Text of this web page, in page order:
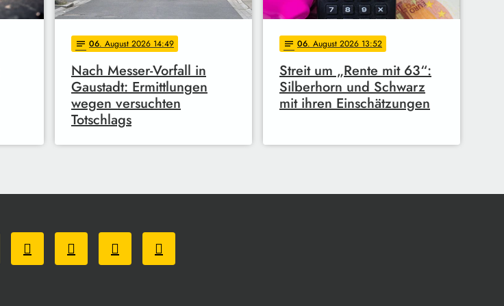
notes 06. August 2026 14:49
Nach Messer-Vorfall in
Gaustadt: Ermittlungen
wegen versuchten
Totschlags
notes 06. August 2026 13:52
Streit um „Rente mit 63“:
Silberhorn und Schwarz
mit ihren Einschätzungen